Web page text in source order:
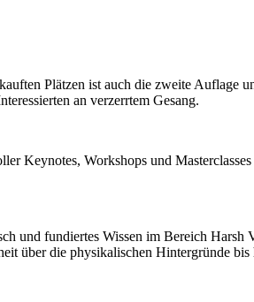
Plätzen ist auch die zweite Auflage
an verzerrtem Gesang.
Keynotes, Workshops und
und fundiertes Wissen im Bereich Harsh
über die physikalischen Hintergründe